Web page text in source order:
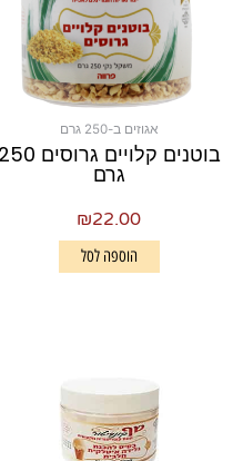
אגוזים ב-250 גרם
בוטנים קלויים גרוסים 250
גרם
₪22.00
הוספה לסל